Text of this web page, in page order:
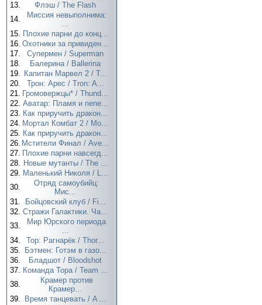
13.
Флэш / The Flash
14.
Миссия невыполнима:
...
15. Плохие парни до конц...
16. Охотники за привиден...
17.
Супермен / Superman
18.
Балерина / Ballerina
19. Капитан Марвел 2 / T...
20.
Трон: Арес / Tron: A...
21. Громовержцы* / Thund...
22. Аватар: Пламя и пепе...
23. Как приручить дракон...
24. Мортал Комбат 2 / Mo...
25. Как приручить дракон...
26. Мстители Финал / Ave...
27. Плохие парни навсегд...
28. Новые мутанты / The ...
29. Маленький Николя / L...
30.
Отряд самоубийц:
Мис...
31.
Бойцовский клуб / Fi...
32. Стражи Галактики. Ча...
33.
Мир Юрского периода
...
34.
Тор: Рагнарёк / Thor...
35.
Бэтмен: Готэм в газо...
36.
Бладшот / Bloodshot
37. Команда Тора / Team ...
38.
Крамер против
Крамер...
39.
Время танцевать / A ...